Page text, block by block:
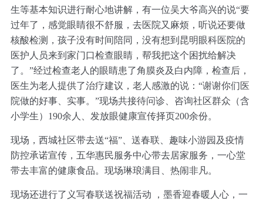
生等基本知识进行耐心地讲解，有一位吴大爷高兴的说“要
过年了，感觉眼睛很不舒服，去医院又麻烦，听说还要做
核酸检测，孩子没有时间陪同，没有想到昆明眼科医院的
医护人员来到家门口检查眼睛，帮我把这个困扰给解决
了。”经过检查老人的眼睛患了角膜炎及白内障，检查后，
医生为老人提供了治疗建议，老人感激的说：“谢谢你们医
院做的好事、实事。”现场共接待问诊、咨询社区群众（含
小学生）190余人、发放眼健康宣传择页200余份。
现场，西城社区带去送“福”、送春联、趣味小游园及疫情
防控承诺宣传，五华惠民服务中心带去居家服务，一心堂
带去丰富的健康食品。现场琳琅满目、热闹非凡。
现场还进行了义写春联送祝福活动 ，墨香迎春暖人心，一